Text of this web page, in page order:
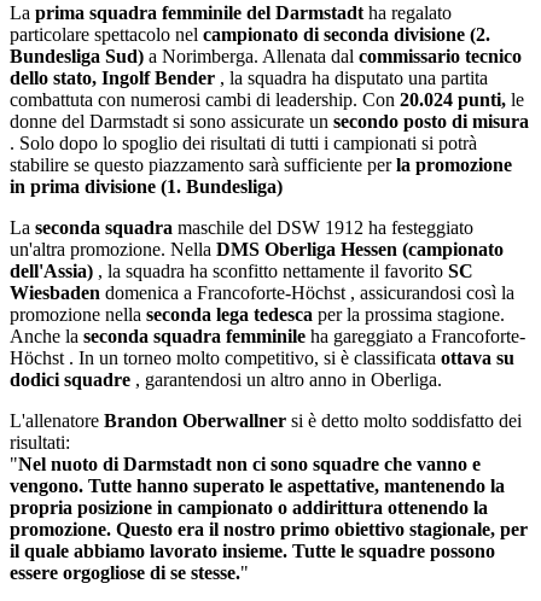
La prima squadra femminile del Darmstadt ha regalato
particolare spettacolo nel campionato di seconda divisione (2.
Bundesliga Sud) a Norimberga. Allenata dal commissario tecnico
dello stato, Ingolf Bender , la squadra ha disputato una partita
combattuta con numerosi cambi di leadership. Con 20.024 punti, le
donne del Darmstadt si sono assicurate un secondo posto di misura
. Solo dopo lo spoglio dei risultati di tutti i campionati si potrà
stabilire se questo piazzamento sarà sufficiente perla promozione
in prima divisione (1. Bundesliga)
La seconda squadra maschile del DSW 1912 ha festeggiato
un'altra promozione. Nella DMS Oberliga Hessen (campionato
dell'Assia) , la squadra ha sconfitto nettamente il favorito SC
Wiesbaden domenica a Francoforte-Höchst , assicurandosi così la
promozione nella seconda lega tedesca per la prossima stagione.
Anche la seconda squadra femminile ha gareggiato a Francoforte-
Höchst . In un torneo molto competitivo, si è classificata ottava su
dodici squadre , garantendosi un altro anno in Oberliga.
L'allenatore Brandon Oberwallner si è detto molto soddisfatto dei
risultati:
"Nel nuoto di Darmstadt non ci sono squadre che vanno e
vengono. Tutte hanno superato le aspettative, mantenendo la
propria posizione in campionato o addirittura ottenendo la
promozione. Questo era il nostro primo obiettivo stagionale, per
il quale abbiamo lavorato insieme. Tutte le squadre possono
essere orgogliose di se stesse."